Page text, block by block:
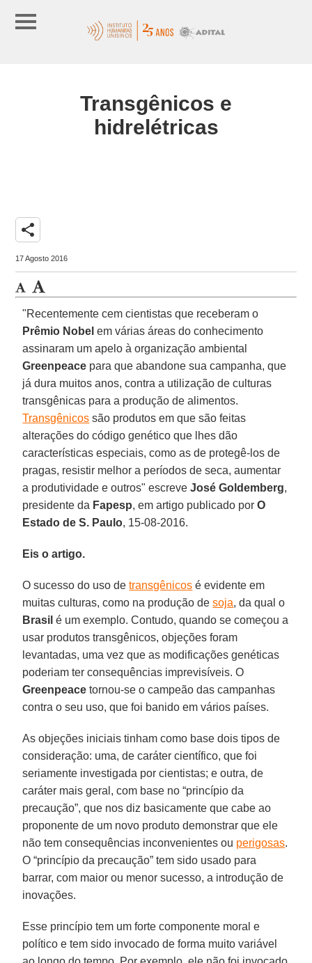
Transgênicos e
hidrelétricas
share
17 Agosto 2016
"Recentemente cem cientistas que receberam o
Prêmio Nobel em várias áreas do conhecimento
assinaram um apelo à organização ambiental
Greenpeace para que abandone sua campanha, que
já dura muitos anos, contra a utilização de culturas
transgênicas para a produção de alimentos.
Transgênicos são produtos em que são feitas
alterações do código genético que lhes dão
características especiais, como as de protegê-los de
pragas, resistir melhor a períodos de seca, aumentar
a produtividade e outros" escreveJosé Goldemberg,
presidente da Fapesp, em artigo publicado porO
Estado de S. Paulo, 15-08-2016.
Eis o artigo.
O sucesso do uso detransgênicos é evidente em
muitas culturas, como na produção desoja, da qual o
Brasil é um exemplo. Contudo, quando se começou a
usar produtos transgênicos, objeções foram
levantadas, uma vez que as modificações genéticas
poderiam ter consequências imprevisíveis. O
Greenpeace tornou-se o campeão das campanhas
contra o seu uso, que foi banido em vários países.
As objeções iniciais tinham como base dois tipos de
consideração: uma, de caráter científico, que foi
seriamente investigada por cientistas; e outra, de
caráter mais geral, com base no “princípio da
precaução”, que nos diz basicamente que cabe ao
proponente de um novo produto demonstrar que ele
não tem consequências inconvenientes ou perigosas.
O “princípio da precaução” tem sido usado para
barrar, com maior ou menor sucesso, a introdução de
inovações.
Esse princípio tem um forte componente moral e
político e tem sido invocado de forma muito variável